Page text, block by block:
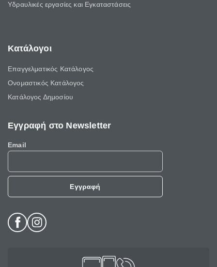
Υδραυλικές εργασίες και Εγκαταστάσεις
Κατάλογοι
Επαγγελματικός Κατάλογος
Ονομαστικός Κατάλογος
Κατάλογος Δημοσίου
Εγγραφή στο Newsletter
Email
Εγγραφή